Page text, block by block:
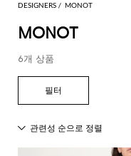
DESIGNERS MONOT
MONOT
6개 상품